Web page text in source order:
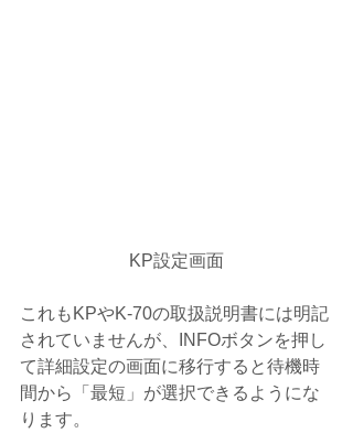
KP設定画面
これもKPやK-70の取扱説明書には明記
されていませんが、INFOボタンを押し
て詳細設定の画面に移行すると待機時
間から「最短」が選択できるようにな
ります。